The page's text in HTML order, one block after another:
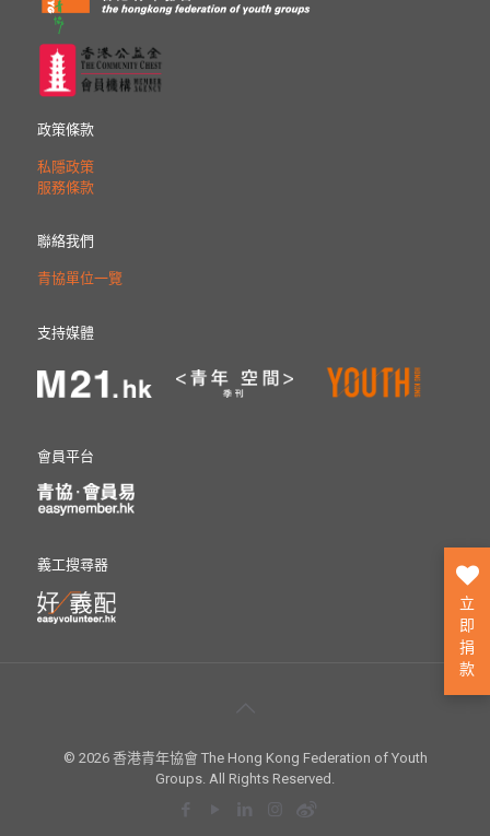
政策條款
私隱政策
服務條款
聯絡我們
青協單位一覽
支持媒體
會員平台
義工搜尋器
© 2026 香港青年協會 The Hong Kong Federation of Youth
Groups. All Rights Reserved.
立
即
捐
款